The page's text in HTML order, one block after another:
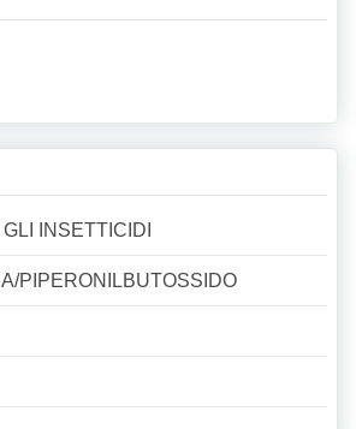
INSETTICIDI
PIPERONILBUTOSSIDO